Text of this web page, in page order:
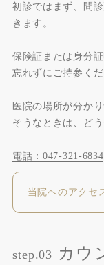
初診ではまず、問
きます。
保険証または身分
忘れずにご持参くだ
医院の場所が分か
そうなときは、ど
電話：047-321-6834
当院へのアクセ
step.03 カウ